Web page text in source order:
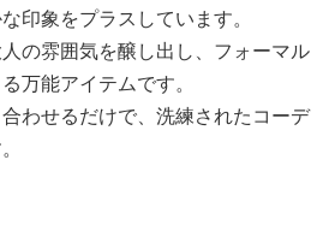
印象をプラスしています。
の雰囲気を醸し出し、フォーマル
万能アイテムです。
わせるだけで、洗練されたコーデ